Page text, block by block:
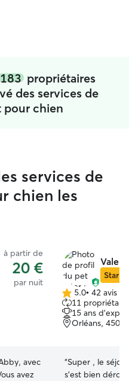
183 propriétaires
des services de
pour chien
services de
chien les
à partir de
20 €
par nuit
avec
avez
Star
5.0 étoile(s)
sur
5
5.0• 42 avis
11
15 ans
Orléans, 45000
“Super , le
s'est bien